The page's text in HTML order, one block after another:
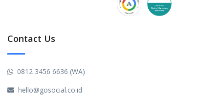
Contact Us
0812 3456 6636 (WA)
hello@gosocial.co.id